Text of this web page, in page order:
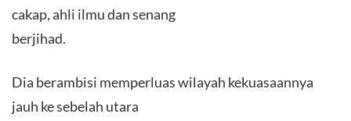
cakap, ahli ilmu dan senang
berjihad.
Dia berambisi memperluas wilayah kekuasaannya
jauh ke sebelah utara